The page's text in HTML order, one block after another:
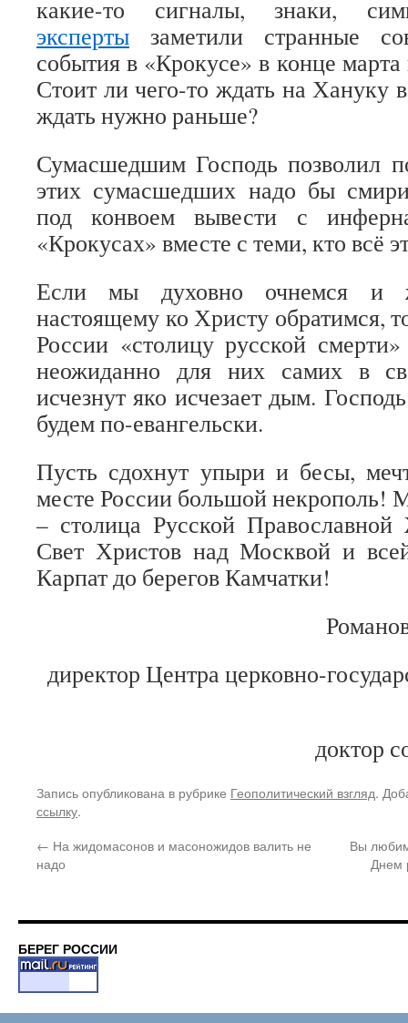
какие-то сигналы, знаки,
эксперты заметили странные
события в «Крокусе» в конце
Стоит ли чего-то ждать на Хануку
ждать нужно раньше?
Сумасшедшим Господь позволил
этих сумасшедших надо бы
под конвоем вывести с
«Крокусах» вместе с теми, кто всё
Если мы духовно очнемся и
настоящему ко Христу обратимся,
России «столицу русской
неожиданно для них самих в
исчезнут яко исчезает дым.
будем по-евангельски.
Пусть сдохнут упыри и бесы,
месте России большой некрополь!
– столица Русской
Свет Христов над Москвой и
Карпат до берегов Камчатки!
директор Центра церковно-
доктор
Запись опубликована в рубрике Геополитический взгляд.
ссылку.
← На жидомасонов и масоножидов валить не
надо
Вы
Днем
БЕРЕГ РОССИИ